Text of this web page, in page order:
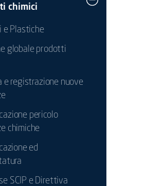
chimici
e Plastiche
globale prodotti
e registrazione nuove
pericolo
chimiche
ed
SCIP e Direttiva